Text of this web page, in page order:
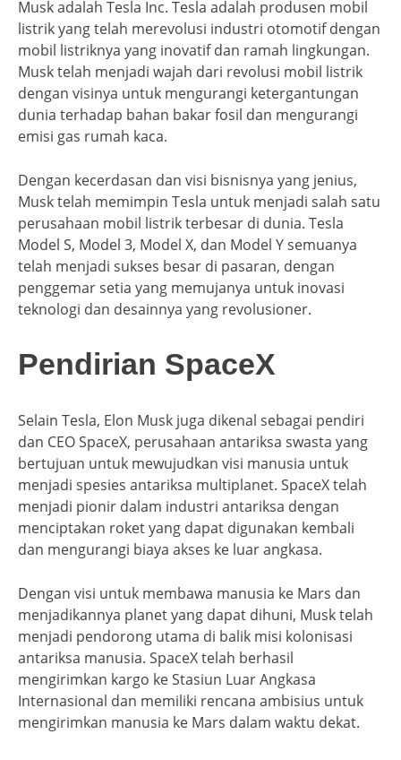
Musk adalah Tesla Inc. Tesla adalah produsen mobil
listrik yang telah merevolusi industri otomotif dengan
mobil listriknya yang inovatif dan ramah lingkungan.
Musk telah menjadi wajah dari revolusi mobil listrik
dengan visinya untuk mengurangi ketergantungan
dunia terhadap bahan bakar fosil dan mengurangi
emisi gas rumah kaca.
Dengan kecerdasan dan visi bisnisnya yang jenius,
Musk telah memimpin Tesla untuk menjadi salah satu
perusahaan mobil listrik terbesar di dunia. Tesla
Model S, Model 3, Model X, dan Model Y semuanya
telah menjadi sukses besar di pasaran, dengan
penggemar setia yang memujanya untuk inovasi
teknologi dan desainnya yang revolusioner.
Pendirian SpaceX
Selain Tesla, Elon Musk juga dikenal sebagai pendiri
dan CEO SpaceX, perusahaan antariksa swasta yang
bertujuan untuk mewujudkan visi manusia untuk
menjadi spesies antariksa multiplanet. SpaceX telah
menjadi pionir dalam industri antariksa dengan
menciptakan roket yang dapat digunakan kembali
dan mengurangi biaya akses ke luar angkasa.
Dengan visi untuk membawa manusia ke Mars dan
menjadikannya planet yang dapat dihuni, Musk telah
menjadi pendorong utama di balik misi kolonisasi
antariksa manusia. SpaceX telah berhasil
mengirimkan kargo ke Stasiun Luar Angkasa
Internasional dan memiliki rencana ambisius untuk
mengirimkan manusia ke Mars dalam waktu dekat.